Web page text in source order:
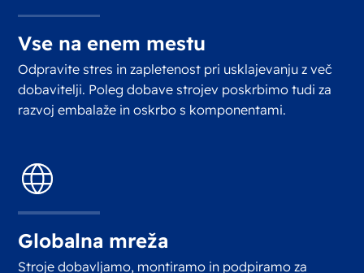
Vse na enem mestu
Odpravite stres in zapletenost pri usklajevanju z več
dobavitelji. Poleg dobave strojev poskrbimo tudi za
razvoj embalaže in oskrbo s komponentami.
Globalna mreža
Stroje dobavljamo, montiramo in podpiramo za